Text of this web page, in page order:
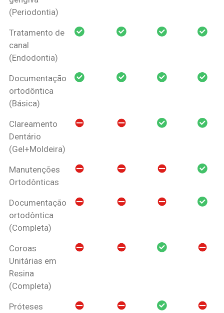
(Periodontia)
Tratamento de
canal
(Endodontia)
Documentação
ortodôntica
(Básica)
Clareamento
Dentário
(Gel+Moldeira)
Manutenções
Ortodônticas
Documentação
ortodôntica
(Completa)
Coroas
Unitárias em
Resina
(Completa)
Próteses